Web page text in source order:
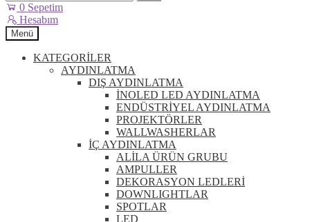
0 Sepetim
Hesabım
Menü
KATEGORİLER
AYDINLATMA
DIŞ AYDINLATMA
İNOLED LED AYDINLATMA
ENDÜSTRİYEL AYDINLATMA
PROJEKTÖRLER
WALLWASHERLAR
İÇ AYDINLATMA
ALİLA ÜRÜN GRUBU
AMPULLER
DEKORASYON LEDLERİ
DOWNLIGHTLAR
SPOTLAR
LED